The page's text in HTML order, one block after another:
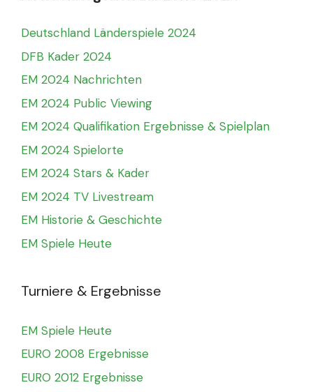
Deutschland Länderspiele 2024
DFB Kader 2024
EM 2024 Nachrichten
EM 2024 Public Viewing
EM 2024 Qualifikation Ergebnisse & Spielplan
EM 2024 Spielorte
EM 2024 Stars & Kader
EM 2024 TV Livestream
EM Historie & Geschichte
EM Spiele Heute
Turniere & Ergebnisse
EM Spiele Heute
EURO 2008 Ergebnisse
EURO 2012 Ergebnisse